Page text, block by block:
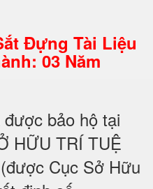
Đựng Tài Liệu
03 Năm
bảo hộ tại
HỮU TRÍ TUỆ
Cục Sở Hữu